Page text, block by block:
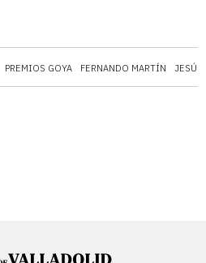
PREMIOS GOYA FERNANDO MARTÍN JESÚS